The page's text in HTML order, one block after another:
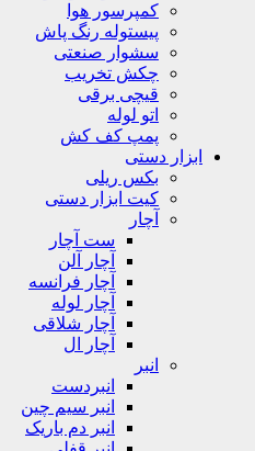
کمپرسور هوا
پیستوله رنگ پاش
سشوار صنعتی
چکش تخریب
قیچی برقی
اتو لوله
پمپ کف کش
ابزار دستی
بکس ریلی
کیت ابزار دستی
آچار
ست آچار
آچار آلن
آچار فرانسه
آچار لوله
آچار شلاقی
آچار ال
انبر
انبردست
انبر سیم چین
انبر دم باریک